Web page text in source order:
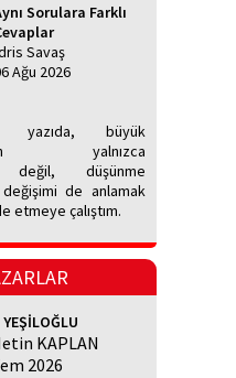
Sorulara Farklı
Savaş
Ağu 2026
büyük
yalnızca
değil, düşünme
de anlamak
etmeye çalıştım.
KAPLAN
2026